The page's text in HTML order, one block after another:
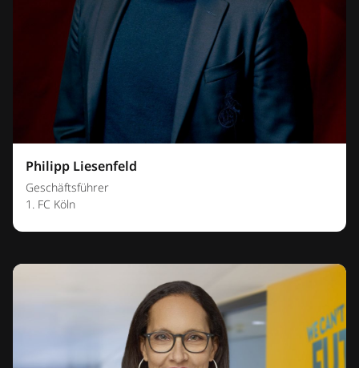
Philipp Liesenfeld
Geschäftsführer
1. FC Köln